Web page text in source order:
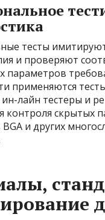
тесты
и проверяют
параметров
применяются
лайн тестеры и
контроля скрытых
и других